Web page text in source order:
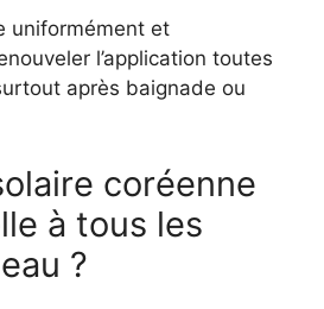
uniformément et
l’application toutes
après baignade ou
coréenne
à tous les
?